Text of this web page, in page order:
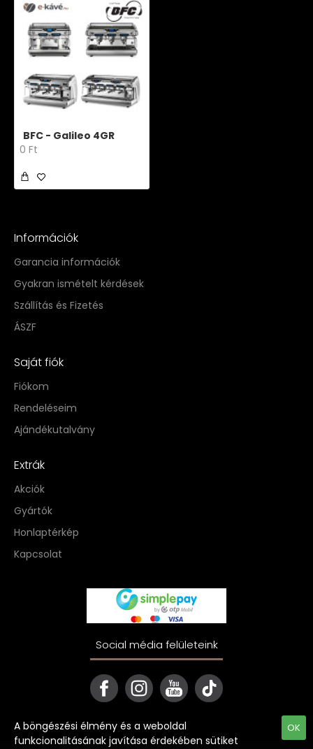
BFC - Galileo 4GR
0 Ft
Információk
Garancia információk
Gyakran ismételt kérdések
Szállítás és Fizetés
ÁSZF
Saját fiók
Fiókom
Rendeléseim
Ajándékutalvány
Extrák
Akciók
Gyártók
Honlaptérkép
Kapcsolat
Social média felületeink
OK
A böngészési élmény és a weboldal
funkcionalitásának javítása érdekében sütiket